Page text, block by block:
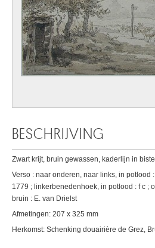
BESCHRIJVING
Zwart krijt, bruin gewassen, kaderlijn in
Verso : naar onderen, naar links, in potlood
1779 ; linkerbenedenhoek, in potlood : f c ;
bruin : E. van Drielst
Afmetingen: 207 x 325 mm
Herkomst: Schenking douairière de Grez,